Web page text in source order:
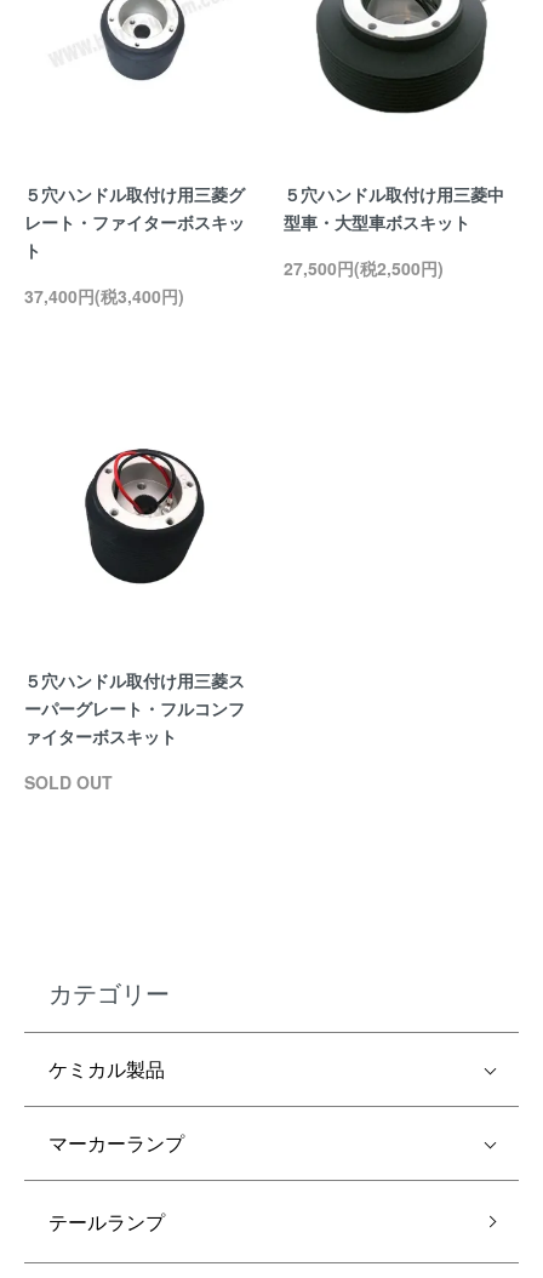
５穴ハンドル取付け用三菱グ
レート・ファイターボスキッ
ト
37,400円(税3,400円)
５穴ハンドル取付け用三菱中
型車・大型車ボスキット
27,500円(税2,500円)
５穴ハンドル取付け用三菱ス
ーパーグレート・フルコンフ
ァイターボスキット
SOLD OUT
カテゴリー
ケミカル製品
マーカーランプ
テールランプ